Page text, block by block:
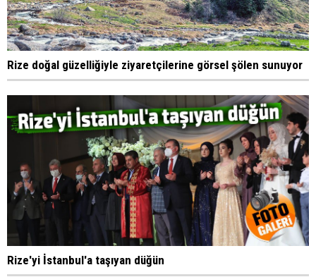
Rize doğal güzelliğiyle ziyaretçilerine görsel şölen sunuyor
Rize'yi İstanbul'a taşıyan düğün